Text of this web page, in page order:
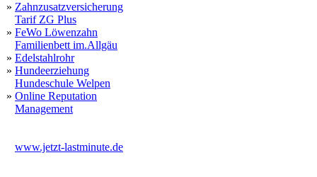
» Zahnzusatzversicherung
Tarif ZG Plus
» FeWo Löwenzahn
Familienbett im.Allgäu
» Edelstahlrohr
» Hundeerziehung
Hundeschule Welpen
» Online Reputation
Management
www.jetzt-lastminute.de